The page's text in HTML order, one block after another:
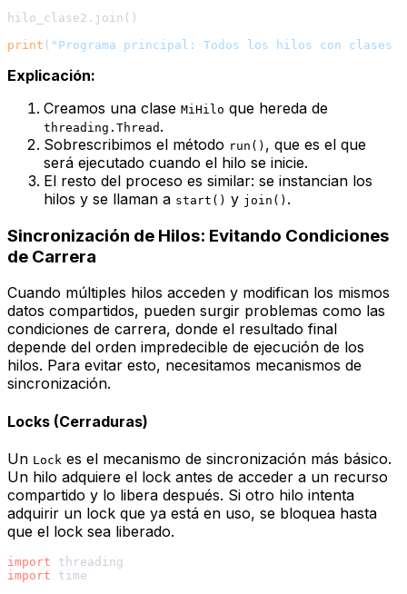
hilo_clase2.join()
print ( "Programa principal: Todos los hilos con clases
Explicación:
Creamos una clase MiHilo que hereda de
threading.Thread .
Sobrescribimos el método run() , que es el que
será ejecutado cuando el hilo se inicie.
El resto del proceso es similar: se instancian los
hilos y se llaman a start() y join() .
Sincronización de Hilos: Evitando Condiciones
de Carrera
Cuando múltiples hilos acceden y modifican los mismos
datos compartidos, pueden surgir problemas como las
condiciones de carrera, donde el resultado final
depende del orden impredecible de ejecución de los
hilos. Para evitar esto, necesitamos mecanismos de
sincronización.
Locks (Cerraduras)
Un Lock es el mecanismo de sincronización más básico.
Un hilo adquiere el lock antes de acceder a un recurso
compartido y lo libera después. Si otro hilo intenta
adquirir un lock que ya está en uso, se bloquea hasta
que el lock sea liberado.
import
import time